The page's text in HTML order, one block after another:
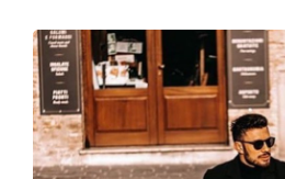
Accessori
Custodia:
Panno per pulizia:
Altro